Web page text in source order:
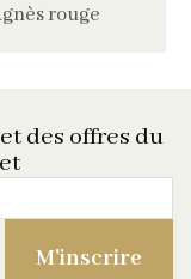
rouge
des offres du